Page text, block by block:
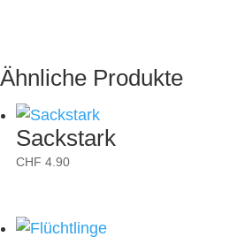
Ähnliche Produkte
Sackstark
CHF 4.90